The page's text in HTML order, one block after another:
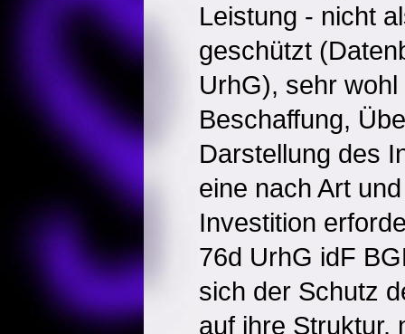
Leistung - nicht
geschützt
UrhG), sehr
Beschaffung,
Darstellung des
eine nach Art
Investition
76d UrhG idF
sich der Schutz
auf ihre Struktur,